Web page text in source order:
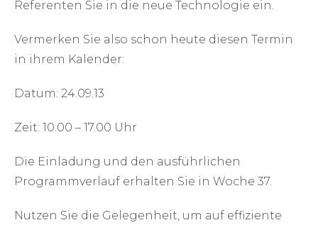
Referenten Sie in die neue Technologie ein.
Vermerken Sie also schon heute diesen Termin
in ihrem Kalender:
Datum: 24.09.13
Zeit: 10.00 – 17.00 Uhr
Die Einladung und den ausführlichen
Programmverlauf erhalten Sie in Woche 37.
Nutzen Sie die Gelegenheit, um auf effiziente